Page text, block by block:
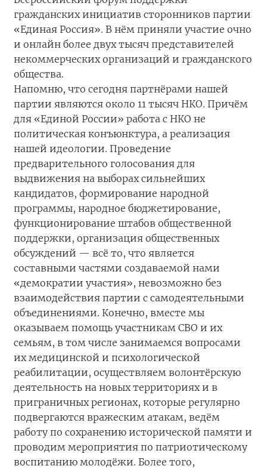
гражданских инициатив сторонников партии
«Единая Россия». В нём приняли участие очно
и онлайн более двух тысяч представителей
некоммерческих организаций и гражданского
общества.
Напомню, что сегодня партнёрами нашей
партии являются около 11 тысяч НКО. Причём
для «Единой России» работа с НКО не
политическая конъюнктура, а реализация
нашей идеологии. Проведение
предварительного голосования для
выдвижения на выборах сильнейших
кандидатов, формирование народной
программы, народное бюджетирование,
функционирование штабов общественной
поддержки, организация общественных
обсуждений — всё то, что является
составными частями создаваемой нами
«демократии участия», невозможно без
взаимодействия партии с самодеятельными
объединениями. Конечно, вместе мы
оказываем помощь участникам СВО и их
семьям, в том числе занимаемся вопросами
их медицинской и психологической
реабилитации, осуществляем волонтёрскую
деятельность на новых территориях и в
приграничных регионах, которые регулярно
подвергаются вражеским атакам, ведём
работу по сохранению исторической памяти и
проводим мероприятия по патриотическому
воспитанию молодёжи. Более того,